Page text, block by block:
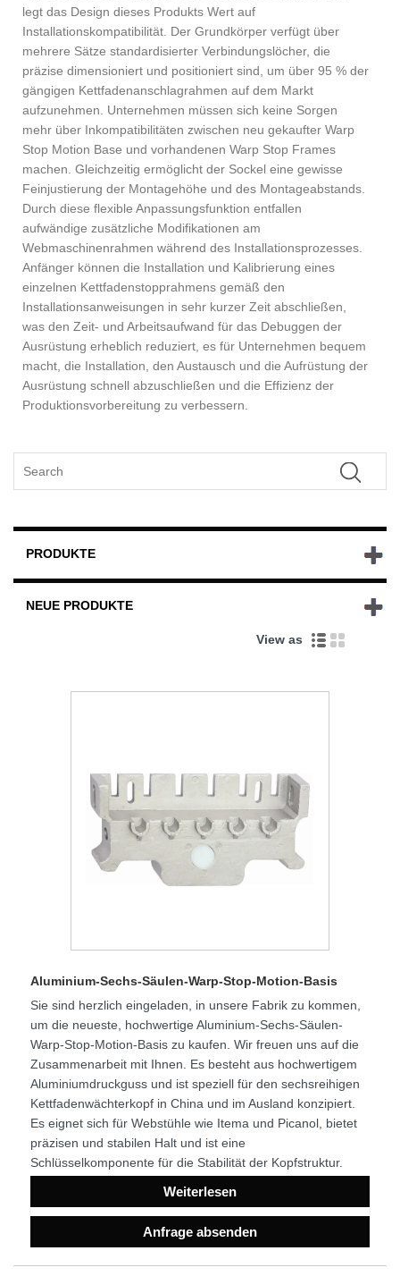
legt das Design dieses Produkts Wert auf
Installationskompatibilität. Der Grundkörper verfügt über
mehrere Sätze standardisierter Verbindungslöcher, die
präzise dimensioniert und positioniert sind, um über 95 % der
gängigen Kettfadenanschlagrahmen auf dem Markt
aufzunehmen. Unternehmen müssen sich keine Sorgen
mehr über Inkompatibilitäten zwischen neu gekaufter Warp
Stop Motion Base und vorhandenen Warp Stop Frames
machen. Gleichzeitig ermöglicht der Sockel eine gewisse
Feinjustierung der Montagehöhe und des Montageabstands.
Durch diese flexible Anpassungsfunktion entfallen
aufwändige zusätzliche Modifikationen am
Webmaschinenrahmen während des Installationsprozesses.
Anfänger können die Installation und Kalibrierung eines
einzelnen Kettfadenstopprahmens gemäß den
Installationsanweisungen in sehr kurzer Zeit abschließen,
was den Zeit- und Arbeitsaufwand für das Debuggen der
Ausrüstung erheblich reduziert, es für Unternehmen bequem
macht, die Installation, den Austausch und die Aufrüstung der
Ausrüstung schnell abzuschließen und die Effizienz der
Produktionsvorbereitung zu verbessern.
PRODUKTE
NEUE PRODUKTE
View as
Aluminium-Sechs-Säulen-Warp-Stop-Motion-Basis
Sie sind herzlich eingeladen, in unsere Fabrik zu kommen,
um die neueste, hochwertige Aluminium-Sechs-Säulen-
Warp-Stop-Motion-Basis zu kaufen. Wir freuen uns auf die
Zusammenarbeit mit Ihnen. Es besteht aus hochwertigem
Aluminiumdruckguss und ist speziell für den sechsreihigen
Kettfadenwächterkopf in China und im Ausland konzipiert.
Es eignet sich für Webstühle wie Itema und Picanol, bietet
präzisen und stabilen Halt und ist eine
Schlüsselkomponente für die Stabilität der Kopfstruktur.
Weiterlesen
Anfrage absenden